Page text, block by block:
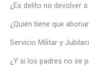
¿Es delito no devolver
¿Quién tiene que
Servicio Militar y
¿Y si los padres no se